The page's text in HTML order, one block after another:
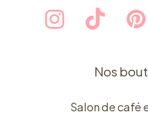
Nos
Salon de café